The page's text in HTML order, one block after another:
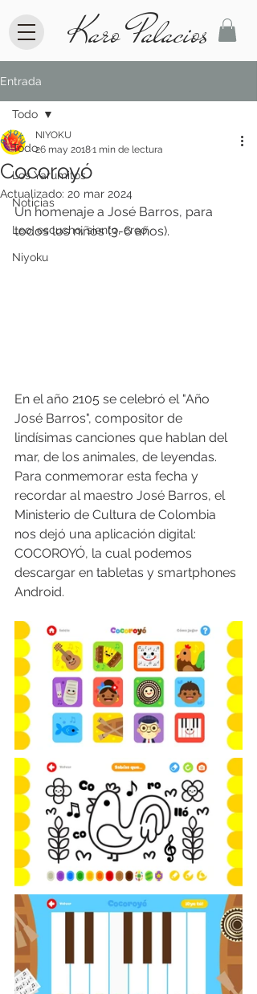
Karo Palacios
Entrada
Todo
Los Yarumitos
Noticias
Leo, escucho, siento, creo.
Niyoku
Todo
Cocoroyó
NIYOKU
26 may 20181 min de lectura
Actualizado: 20 mar 2024
Un homenaje a José Barros, para
todos los niños (3-6 años).
En el año 2105 se celebró el "Año
José Barros", compositor de
lindísimas canciones que hablan del
mar, de los animales, de leyendas.
Para conmemorar esta fecha y
recordar al maestro José Barros, el
Ministerio de Cultura de Colombia
nos dejó una aplicación digital:
COCOROYÓ, la cual podemos
descargar en tabletas y smartphones
Android.